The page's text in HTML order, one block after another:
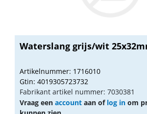
Waterslang grijs/wit
Artikelnummer: 1716010
Gtin: 4019305723732
Fabrikant artikel nummer: 7030381
Vraag een account aan of log in om